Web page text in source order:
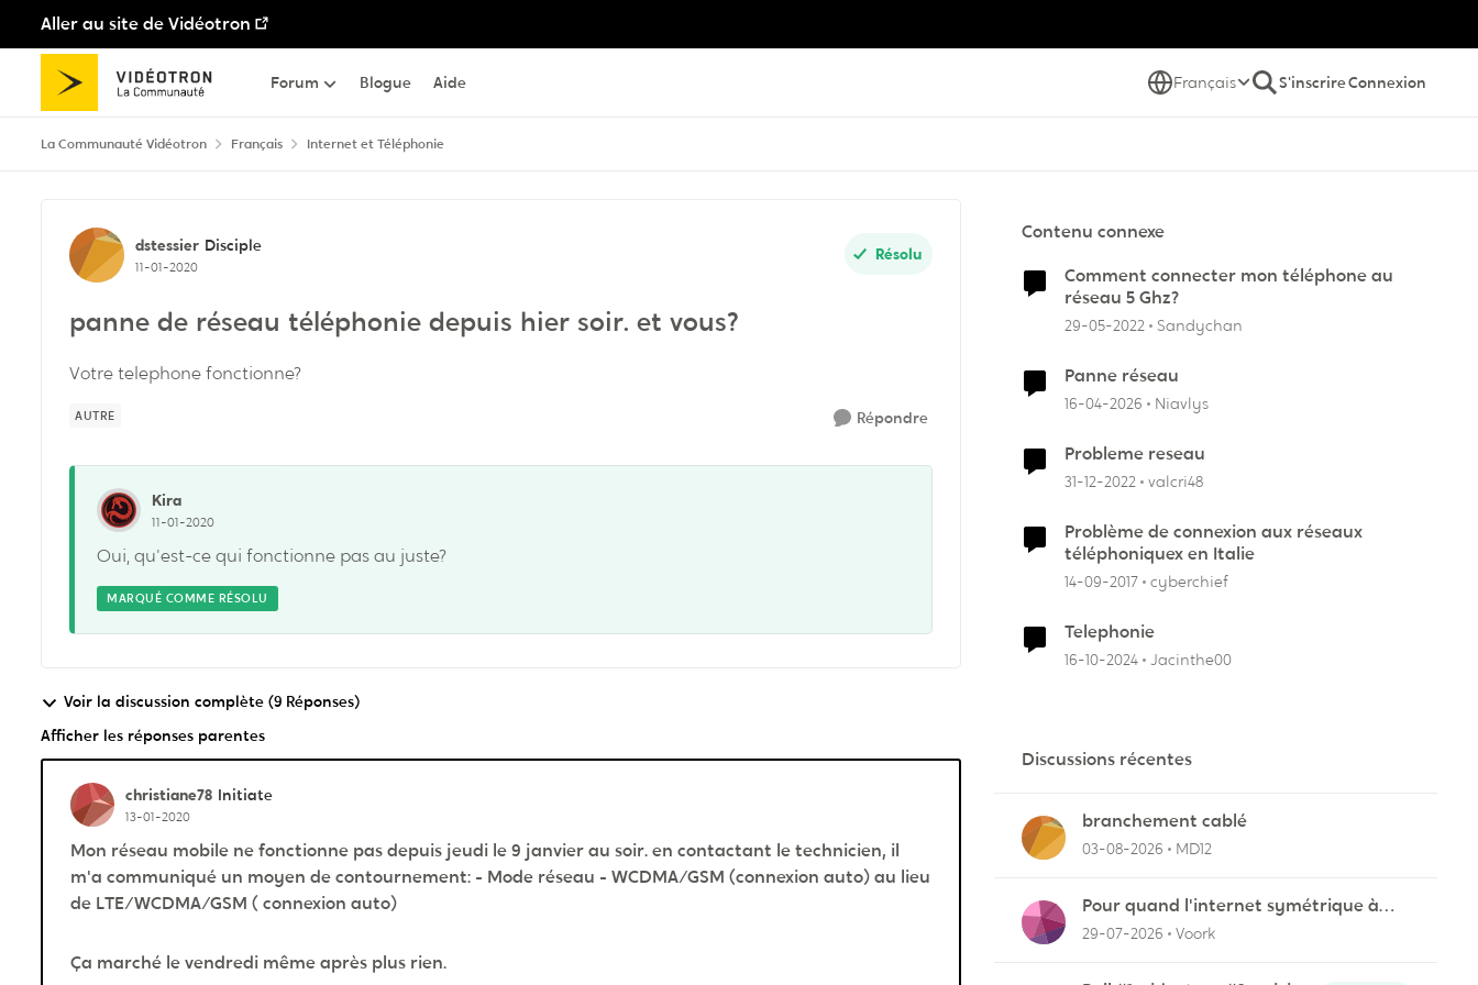
Aller au site de Vidéotron
Passer au contenu
Forum Blogue Aide Français S'inscrireConnexion
La Communauté Vidéotron Français Internet et Téléphonie
Discussion de forum
dstessier Disciple
11-01-2020
Résolu
panne de réseau téléphonie depuis hier soir. et vous?
Votre telephone fonctionne?
AUTRE Répondre
Kira
11-01-2020
Oui, qu'est-ce qui fonctionne pas au juste?
MARQUÉ COMME RÉSOLU
Voir la discussion complète (9 Réponses)
Afficher les réponses parentes
christiane78 Initiate
13-01-2020
Mon réseau mobile ne fonctionne pas depuis jeudi le 9 janvier au soir. en contactant le technicien, il
m'a communiqué un moyen de contournement: - Mode réseau - WCDMA/GSM (connexion auto) au lieu
de LTE/WCDMA/GSM ( connexion auto)
Ça marché le vendredi même après plus rien.
Contenu connexe
Comment connecter mon téléphone au
réseau 5 Ghz?
29-05-2022 Sandychan
Panne réseau
16-04-2026 Niavlys
Probleme reseau
31-12-2022 valcri48
Problème de connexion aux réseaux
téléphoniquex en Italie
14-09-2017 cyberchief
Telephonie
16-10-2024 Jacinthe00
Discussions récentes
branchement cablé
03-08-2026 MD12
Pour quand l'internet symétrique à
Lévis?
29-07-2026 Voork